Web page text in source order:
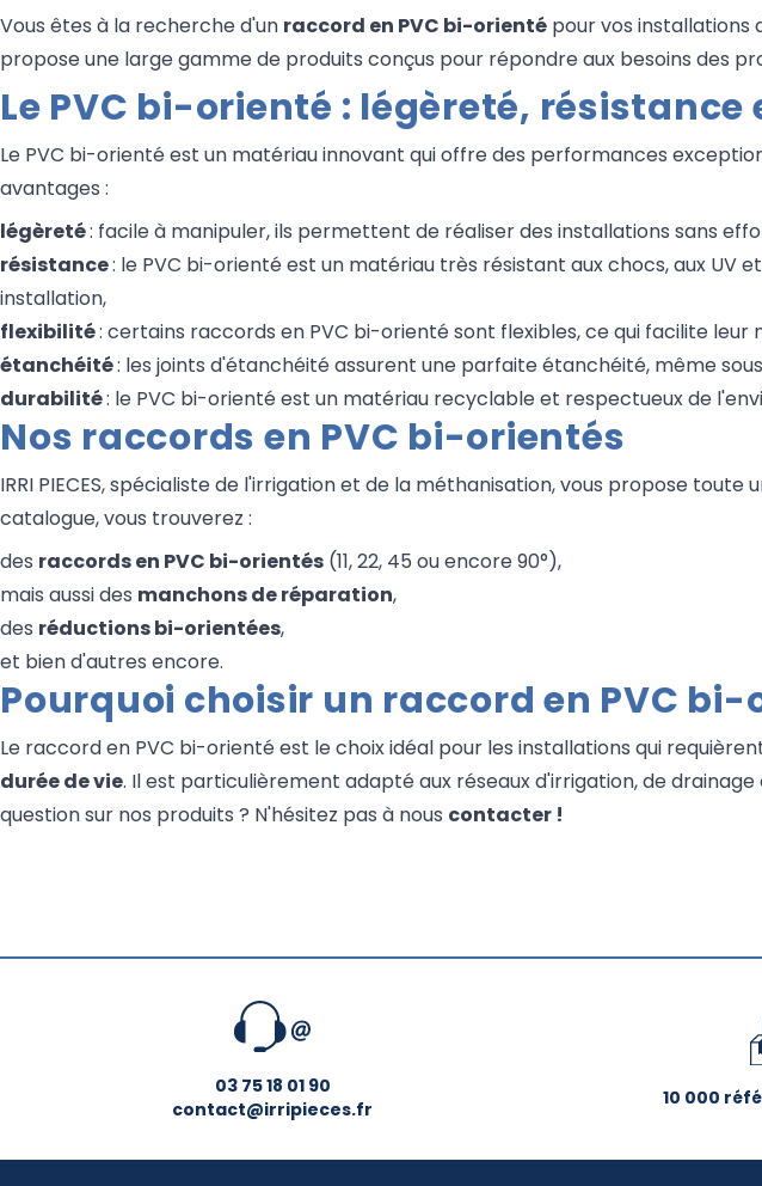
Vous êtes à la recherche d'un raccord en PVC bi-orienté pour vos installations
propose une large gamme de produits conçus pour répondre aux besoins des
Le PVC bi-orienté : légèreté,
Le PVC bi-orienté est un matériau innovant qui offre des performances
avantages :
légèreté: facile à manipuler, ils permettent de réaliser des installations sans
résistance: le PVC bi-orienté est un matériau très résistant aux chocs, aux UV
installation,
flexibilité: certains raccords en PVC bi-orienté sont flexibles, ce qui facilite
étanchéité: les joints d'étanchéité assurent une parfaite étanchéité, même
durabilité: le PVC bi-orienté est un matériau recyclable et respectueux de
Nos raccords en PVC bi-orientés
IRRI PIECES, spécialiste de l'irrigation et de la méthanisation, vous propose
catalogue, vous trouverez :
des raccords en PVC bi-orientés (11, 22, 45 ou encore 90°),
mais aussi des manchons de réparation,
des réductions bi-orientées,
et bien d'autres encore.
Pourquoi choisir un raccord en PVC bi-
Le raccord en PVC bi-orienté est le choix idéal pour les installations qui
durée de vie. Il est particulièrement adapté aux réseaux d'irrigation, de
question sur nos produits ? N'hésitez pas à nous contacter !
03 75 18 01 90
contact@irripieces.fr
10 000